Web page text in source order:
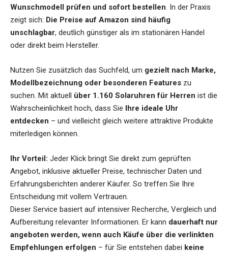
Wunschmodell prüfen und sofort bestellen. In der Praxis
zeigt sich: Die Preise auf Amazon sind häufig
unschlagbar, deutlich günstiger als im stationären Handel
oder direkt beim Hersteller.
Nutzen Sie zusätzlich das Suchfeld, um gezielt nach Marke,
Modellbezeichnung oder besonderen Features zu
suchen. Mit aktuell über 1.160 Solaruhren für Herren ist die
Wahrscheinlichkeit hoch, dass Sie Ihre ideale Uhr
entdecken – und vielleicht gleich weitere attraktive Produkte
miterledigen können.
Ihr Vorteil: Jeder Klick bringt Sie direkt zum geprüften
Angebot, inklusive aktueller Preise, technischer Daten und
Erfahrungsberichten anderer Käufer. So treffen Sie Ihre
Entscheidung mit vollem Vertrauen.
Dieser Service basiert auf intensiver Recherche, Vergleich und
Aufbereitung relevanter Informationen. Er kann dauerhaft nur
angeboten werden, wenn auch Käufe über die verlinkten
Empfehlungen erfolgen – für Sie entstehen dabei keine